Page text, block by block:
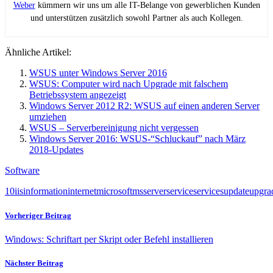
Weberkümmern wir uns um alle IT-Belange von gewerblichen Kunden
und unterstützen zusätzlich sowohl Partner als auch Kollegen.
Ähnliche Artikel:
WSUS unter Windows Server 2016
WSUS: Computer wird nach Upgrade mit falschem
Betriebssystem angezeigt
Windows Server 2012 R2: WSUS auf einen anderen Server
umziehen
WSUS – Serverbereinigung nicht vergessen
Windows Server 2016: WSUS-“Schluckauf” nach März
2018-Updates
Software
10iisinformationinternetmicrosoftmsserverserviceservicesupdate
Vorheriger Beitrag
Windows: Schriftart per Skript oder Befehl installieren
Nächster Beitrag